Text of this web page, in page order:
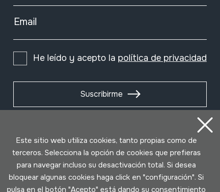
Email
He leído y acepto la política de privacidad
Suscribirme
Este sitio web utiliza cookies, tanto propias como de
terceros. Selecciona la opción de cookies que prefieras
para navegar incluso su desactivación total. Si desea
bloquear algunas cookies haga click en "configuración". Si
pulsa en el botón "Acepto" está dando su consentimiento